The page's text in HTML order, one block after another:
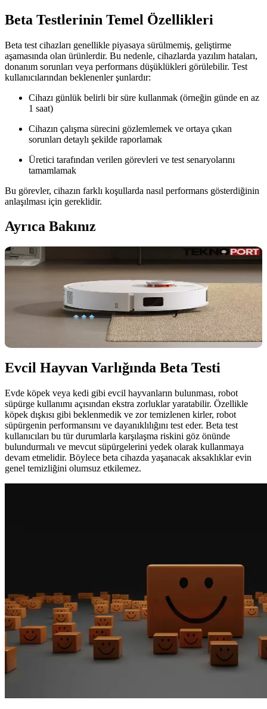
Beta Testlerinin Temel Özellikleri
Beta test cihazları genellikle piyasaya sürülmemiş, geliştirme
aşamasında olan ürünlerdir. Bu nedenle, cihazlarda yazılım hataları,
donanım sorunları veya performans düşüklükleri görülebilir. Test
kullanıcılarından beklenenler şunlardır:
Cihazı günlük belirli bir süre kullanmak (örneğin günde en az
1 saat)
Cihazın çalışma sürecini gözlemlemek ve ortaya çıkan
sorunları detaylı şekilde raporlamak
Üretici tarafından verilen görevleri ve test senaryolarını
tamamlamak
Bu görevler, cihazın farklı koşullarda nasıl performans gösterdiğinin
anlaşılması için gereklidir.
Ayrıca Bakınız
Robot Süpürge Beta Testlerine Katılmak:
Deneyimler, Zorluklar ve Öneriler
Robot süpürge beta testleri, cihazların geliştirilme sürecinde yaşanan
zorlukları ve kullanıcı deneyimlerini ortaya koyar. Evcil hayvan
varlığında ekstra dikkat gerektirir ve sorunların detaylı raporlanması
Evcil Hayvan Varlığında Beta Testi
Evde köpek veya kedi gibi evcil hayvanların bulunması, robot
süpürge kullanımı açısından ekstra zorluklar yaratabilir. Özellikle
köpek dışkısı gibi beklenmedik ve zor temizlenen kirler, robot
süpürgenin performansını ve dayanıklılığını test eder. Beta test
kullanıcıları bu tür durumlarla karşılaşma riskini göz önünde
bulundurmalı ve mevcut süpürgelerini yedek olarak kullanmaya
devam etmelidir. Böylece beta cihazda yaşanacak aksaklıklar evin
genel temizliğini olumsuz etkilemez.